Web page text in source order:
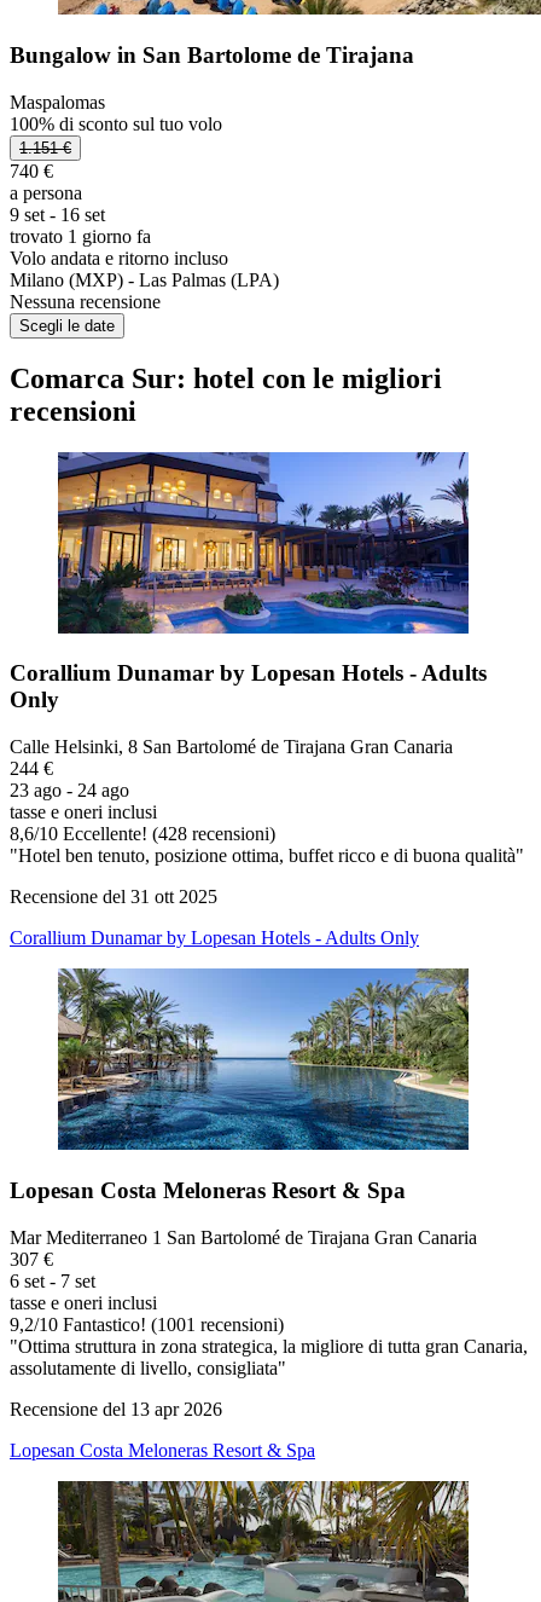
Bungalow in San Bartolome de Tirajana
Maspalomas
100% di sconto sul tuo volo
1.151 €
740 €
a persona
9 set - 16 set
trovato 1 giorno fa
Volo andata e ritorno incluso
Milano (MXP) - Las Palmas (LPA)
Nessuna recensione
Scegli le date
Comarca Sur: hotel con le migliori
recensioni
Corallium Dunamar by Lopesan Hotels - Adults
Only
Calle Helsinki, 8 San Bartolomé de Tirajana Gran Canaria
244 €
23 ago - 24 ago
tasse e oneri inclusi
8,6/10 Eccellente! (428 recensioni)
"Hotel ben tenuto, posizione ottima, buffet ricco e di buona qualità"
Recensione del 31 ott 2025
Corallium Dunamar by Lopesan Hotels - Adults Only
Lopesan Costa Meloneras Resort & Spa
Mar Mediterraneo 1 San Bartolomé de Tirajana Gran Canaria
307 €
6 set - 7 set
tasse e oneri inclusi
9,2/10 Fantastico! (1001 recensioni)
"Ottima struttura in zona strategica, la migliore di tutta gran Canaria,
assolutamente di livello, consigliata"
Recensione del 13 apr 2026
Lopesan Costa Meloneras Resort & Spa